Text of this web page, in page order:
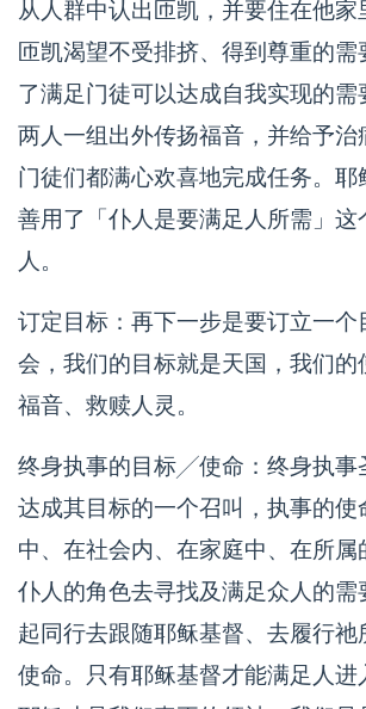
从人群中认出匝凯，并要住在他家
匝凯渴望不受排挤、得到尊重的需
了满足门徒可以达成自我实现的需
两人一组出外传扬福音，并给予治
门徒们都满心欢喜地完成任务。耶
善用了「仆人是要满足人所需」这
人。
订定目标：再下一步是要订立一个
会，我们的目标就是天国，我们的
福音、救赎人灵。
终身执事的目标╱使命：终身执事
达成其目标的一个召叫，执事的使
中、在社会内、在家庭中、在所属
仆人的角色去寻找及满足众人的需
起同行去跟随耶稣基督、去履行祂
使命。只有耶稣基督才能满足人进